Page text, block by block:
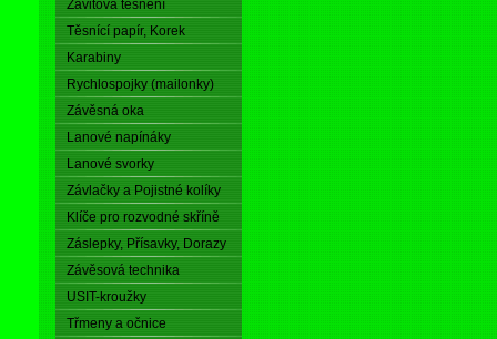
Závitová těsnění
Těsnící papír, Korek
Karabiny
Rychlospojky (mailonky)
Závěsná oka
Lanové napínáky
Lanové svorky
Závlačky a Pojistné kolíky
Klíče pro rozvodné skříně
Záslepky, Přísavky, Dorazy
Závěsová technika
USIT-kroužky
Třmeny a očnice